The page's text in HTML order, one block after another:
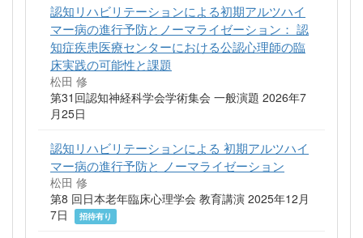
認知リハビリテーションによる初期アルツハイ
マー病の進行予防とノーマライゼーション： 認
知症疾患医療センターにおける公認心理師の臨
床実践の可能性と課題
松田 修
第31回認知神経科学会学術集会 一般演題 2026年7
月25日
認知リハビリテーションによる 初期アルツハイ
マー病の進行予防と ノーマライゼーション
松田 修
第8 回日本老年臨床心理学会 教育講演 2025年12月
7日
招待有り